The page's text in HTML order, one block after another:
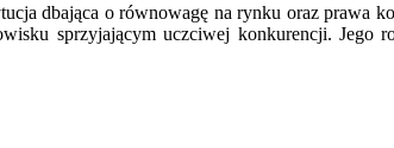
dbająca o równowagę na rynku oraz prawa
sprzyjającym uczciwej konkurencji. Jego